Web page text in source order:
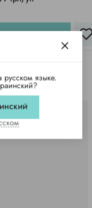
русском языке.